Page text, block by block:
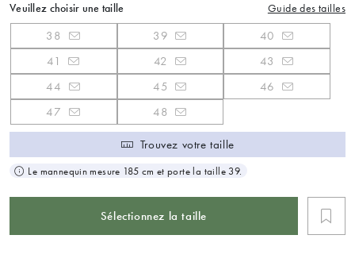
Veuillez choisir une taille Guide des tailles
38 39
40
41
42
43
44
45
46
47
48
Trouvez votre taille
Le mannequin mesure 185 cm et porte la taille 39.
Sélectionnez la taille